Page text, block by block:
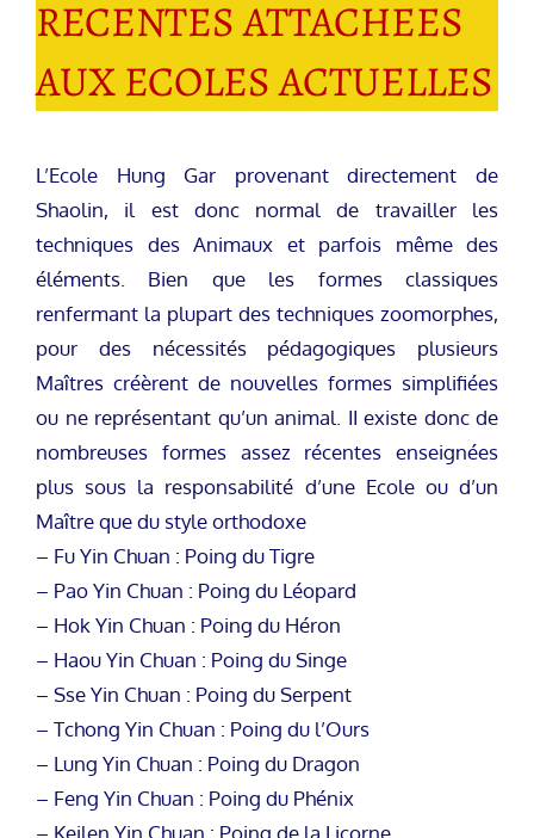
RECENTES ATTACHEES
AUX ECOLES ACTUELLES
L’Ecole Hung Gar provenant directement de
Shaolin, il est donc normal de travailler les
techniques des Animaux et parfois même des
éléments. Bien que les formes classiques
renfermant la plupart des techniques zoomorphes,
pour des nécessités pédagogiques plusieurs
Maîtres créèrent de nouvelles formes simplifiées
ou ne représentant qu’un animal. II existe donc de
nombreuses formes assez récentes enseignées
plus sous la responsabilité d’une Ecole ou d’un
Maître que du style orthodoxe
– Fu Yin Chuan : Poing du Tigre
– Pao Yin Chuan : Poing du Léopard
– Hok Yin Chuan : Poing du Héron
– Haou Yin Chuan : Poing du Singe
– Sse Yin Chuan : Poing du Serpent
– Tchong Yin Chuan : Poing du l’Ours
– Lung Yin Chuan : Poing du Dragon
– Feng Yin Chuan : Poing du Phénix
– Keilen Yin Chuan : Poing de la Licorne